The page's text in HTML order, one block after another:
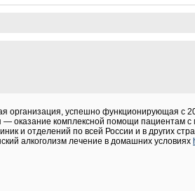
организация, успешно функционирующая с
оказание комплексной помощи пациентам с
и отделений по всей России и в других
алкоголизм лечение в домашних условиях